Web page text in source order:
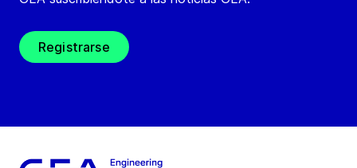
Registrarse